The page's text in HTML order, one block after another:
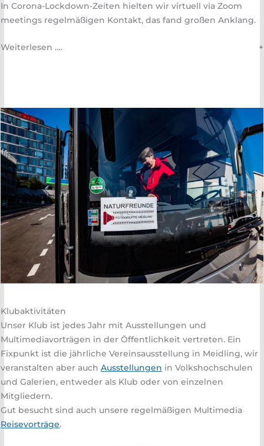
In Corona-Lockdown-Zeiten hielten wir virtuell via Zoom
meetings regelmäßigen Kontakt, das fand großen Anklang.
Weiterlesen ….
Klubaktivitäten
Unser Klub ist jedes Jahr mit Ausstellungen und
Multimediavorträgen in der Öffentlichkeit vertreten. Ein
Fixpunkt ist die jährliche Vereinsausstellung in Meidling, wir
veranstalten aber auchAusstellungen in Volkshochschulen
und Galerien, entweder als Klub oder von einzelnen
Mitgliedern.
Gut besucht sind auch unsere regelmäßigen Multimedia
Reisevorträge.